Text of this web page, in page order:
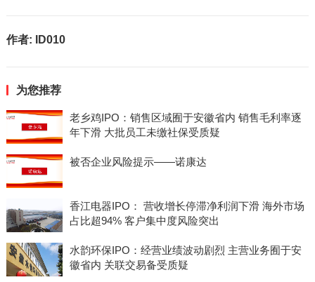
作者: ID010
为您推荐
老乡鸡IPO：销售区域囿于安徽省内 销售毛利率逐
年下滑 大批员工未缴社保受质疑
被否企业风险提示——诺康达
香江电器IPO： 营收增长停滞净利润下滑 海外市场
占比超94% 客户集中度风险突出
水韵环保IPO：经营业绩波动剧烈 主营业务囿于安
徽省内 关联交易备受质疑